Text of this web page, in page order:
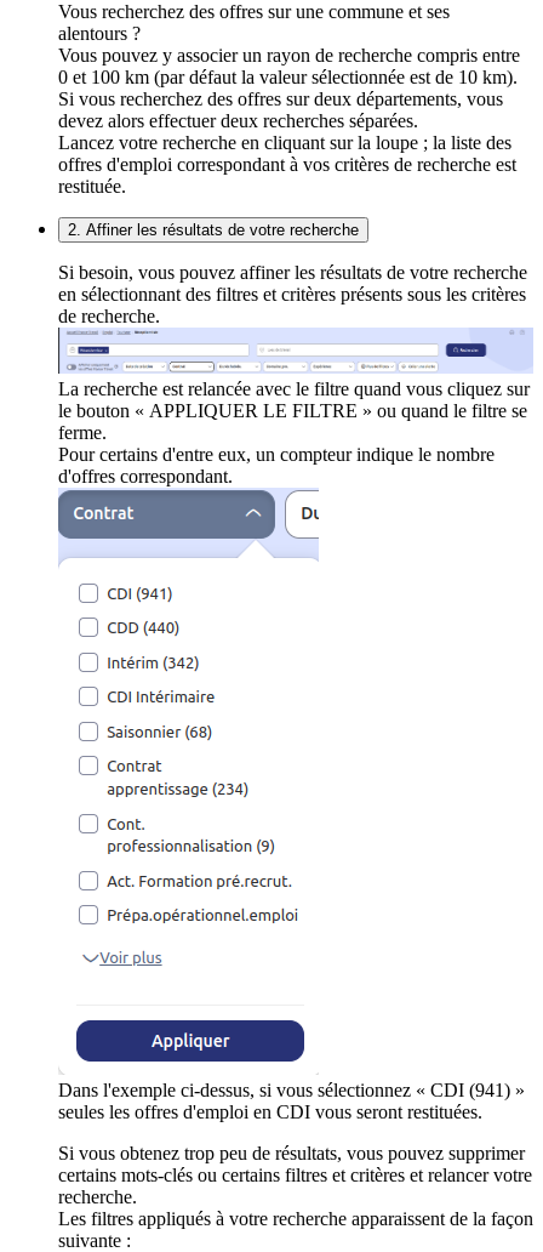
Vous recherchez des offres sur une commune et ses
alentours ?
Vous pouvez y associer un rayon de recherche compris entre
0 et 100 km (par défaut la valeur sélectionnée est de 10 km).
Si vous recherchez des offres sur deux départements, vous
devez alors effectuer deux recherches séparées.
Lancez votre recherche en cliquant sur la loupe ; la liste des
offres d'emploi correspondant à vos critères de recherche est
restituée.
2. Affiner les résultats de votre recherche
Si besoin, vous pouvez affiner les résultats de votre recherche
en sélectionnant des filtres et critères présents sous les critères
de recherche.
La recherche est relancée avec le filtre quand vous cliquez sur
le bouton « APPLIQUER LE FILTRE » ou quand le filtre se
ferme.
Pour certains d'entre eux, un compteur indique le nombre
d'offres correspondant.
Dans l'exemple ci-dessus, si vous sélectionnez « CDI (941) »
seules les offres d'emploi en CDI vous seront restituées.
Si vous obtenez trop peu de résultats, vous pouvez supprimer
certains mots-clés ou certains filtres et critères et relancer votre
recherche.
Les filtres appliqués à votre recherche apparaissent de la façon
suivante :